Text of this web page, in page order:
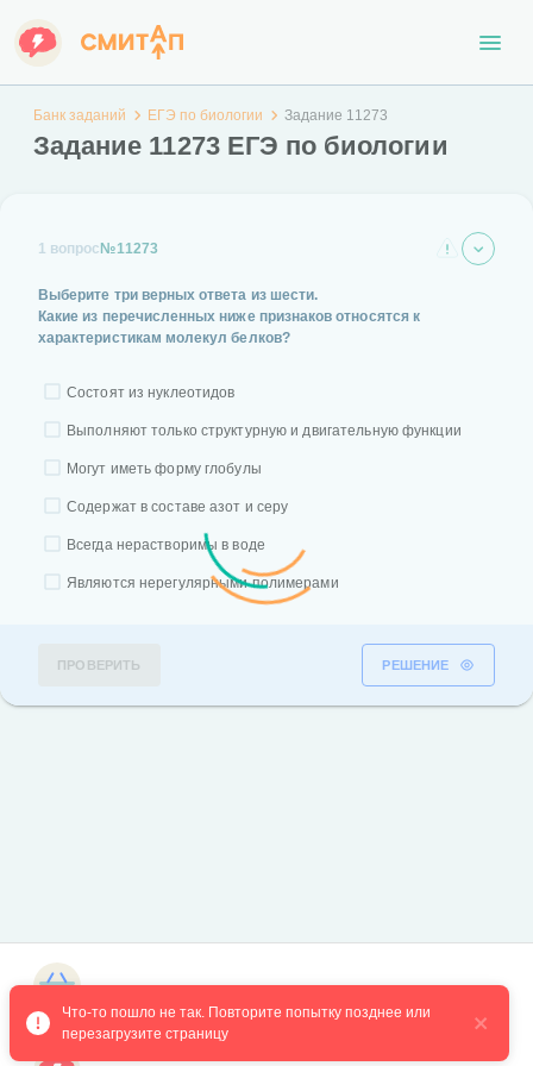
Банк заданий ЕГЭ по биологии Задание 11273
Задание 11273 ЕГЭ по биологии
1 вопрос №11273
Выберите три верных ответа из шести.
Какие из перечисленных ниже признаков относятся к
характеристикам молекул белков?
Состоят из нуклеотидов
Выполняют только структурную и двигательную функции
Могут иметь форму глобулы
Содержат в составе азот и серу
Всегда нерастворимы в воде
Являются нерегулярными полимерами
ПРОВЕРИТЬ РЕШЕНИЕ
Что-то пошло не так. Повторите попытку позднее или
перезагрузите страницу